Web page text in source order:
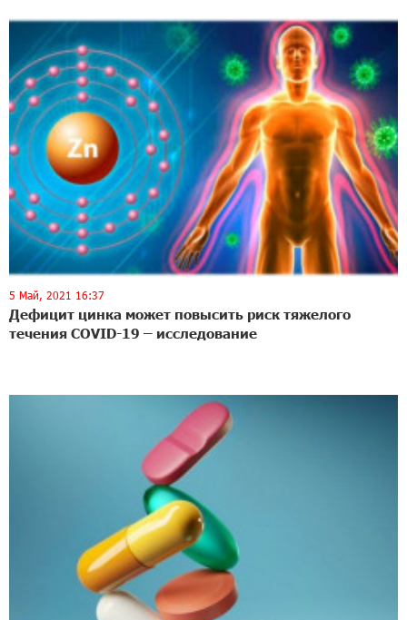
5 Май, 2021 16:37
Дефицит цинка может повысить риск тяжелого
течения COVID-19 – исследование